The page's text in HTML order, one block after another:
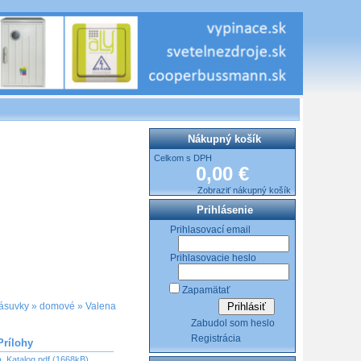
» domové » Valena
Nákupný košík
Celkom s DPH
0,00 €
Zobraziť nákupný košík
Prihlásenie
Prihlasovací email
Prihlasovacie heslo
Zapamätať
Zabudol som heslo
Registrácia